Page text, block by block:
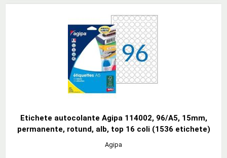
Etichete autocolante Agipa 114002, 96/A5, 15mm,
permanente, rotund, alb, top 16 coli (1536 etichete)
Agipa